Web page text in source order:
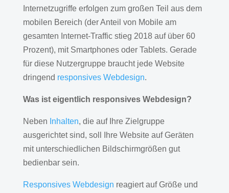
Internetzugriffe erfolgen zum großen Teil aus dem
mobilen Bereich (der Anteil von Mobile am
gesamten Internet-Traffic stieg 2018 auf über 60
Prozent), mit Smartphones oder Tablets. Gerade
für diese Nutzergruppe braucht jede Website
dringend responsives Webdesign.
Was ist eigentlich responsives Webdesign?
Neben Inhalten, die auf Ihre Zielgruppe
ausgerichtet sind, soll Ihre Website auf Geräten
mit unterschiedlichen Bildschirmgrößen gut
bedienbar sein.
Responsives Webdesign reagiert auf Größe und